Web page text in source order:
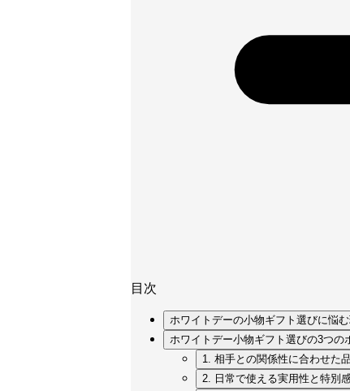
目次
ホワイトデーの小物ギフト選びに悩
ホワイトデー小物ギフト選びの3つの
1. 相手との関係性に合わせた
2. 日常で使える実用性と特別